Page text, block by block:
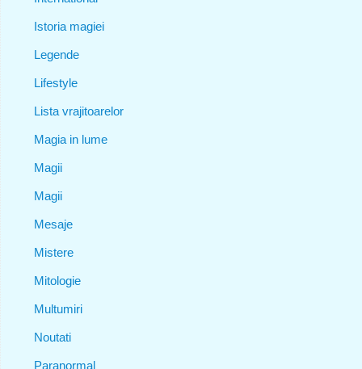
Istoria magiei
Legende
Lifestyle
Lista vrajitoarelor
Magia in lume
Magii
Magii
Mesaje
Mistere
Mitologie
Multumiri
Noutati
Paranormal